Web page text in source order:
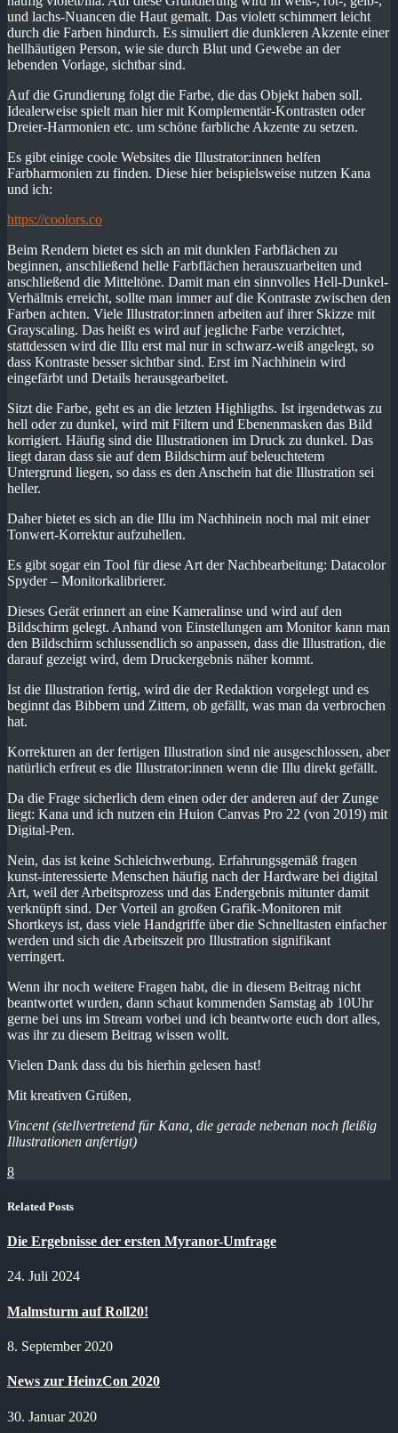
und lachs-Nuancen die Haut gemalt. Das violett schimmert leicht
durch die Farben hindurch. Es simuliert die dunkleren Akzente einer
hellhäutigen Person, wie sie durch Blut und Gewebe an der
lebenden Vorlage, sichtbar sind.
Auf die Grundierung folgt die Farbe, die das Objekt haben soll.
Idealerweise spielt man hier mit Komplementär-Kontrasten oder
Dreier-Harmonien etc. um schöne farbliche Akzente zu setzen.
Es gibt einige coole Websites die Illustrator:innen helfen
Farbharmonien zu finden. Diese hier beispielsweise nutzen Kana
und ich:
https://coolors.co
Beim Rendern bietet es sich an mit dunklen Farbflächen zu
beginnen, anschließend helle Farbflächen herauszuarbeiten und
anschließend die Mitteltöne. Damit man ein sinnvolles Hell-Dunkel-
Verhältnis erreicht, sollte man immer auf die Kontraste zwischen den
Farben achten. Viele Illustrator:innen arbeiten auf ihrer Skizze mit
Grayscaling. Das heißt es wird auf jegliche Farbe verzichtet,
stattdessen wird die Illu erst mal nur in schwarz-weiß angelegt, so
dass Kontraste besser sichtbar sind. Erst im Nachhinein wird
eingefärbt und Details herausgearbeitet.
Sitzt die Farbe, geht es an die letzten Highligths. Ist irgendetwas zu
hell oder zu dunkel, wird mit Filtern und Ebenenmasken das Bild
korrigiert. Häufig sind die Illustrationen im Druck zu dunkel. Das
liegt daran dass sie auf dem Bildschirm auf beleuchtetem
Untergrund liegen, so dass es den Anschein hat die Illustration sei
heller.
Daher bietet es sich an die Illu im Nachhinein noch mal mit einer
Tonwert-Korrektur aufzuhellen.
Es gibt sogar ein Tool für diese Art der Nachbearbeitung: Datacolor
Spyder – Monitorkalibrierer.
Dieses Gerät erinnert an eine Kameralinse und wird auf den
Bildschirm gelegt. Anhand von Einstellungen am Monitor kann man
den Bildschirm schlussendlich so anpassen, dass die Illustration, die
darauf gezeigt wird, dem Druckergebnis näher kommt.
Ist die Illustration fertig, wird die der Redaktion vorgelegt und es
beginnt das Bibbern und Zittern, ob gefällt, was man da verbrochen
hat.
Korrekturen an der fertigen Illustration sind nie ausgeschlossen, aber
natürlich erfreut es die Illustrator:innen wenn die Illu direkt gefällt.
Da die Frage sicherlich dem einen oder der anderen auf der Zunge
liegt: Kana und ich nutzen ein Huion Canvas Pro 22 (von 2019) mit
Digital-Pen.
Nein, das ist keine Schleichwerbung. Erfahrungsgemäß fragen
kunst-interessierte Menschen häufig nach der Hardware bei digital
Art, weil der Arbeitsprozess und das Endergebnis mitunter damit
verknüpft sind. Der Vorteil an großen Grafik-Monitoren mit
Shortkeys ist, dass viele Handgriffe über die Schnelltasten einfacher
werden und sich die Arbeitszeit pro Illustration signifikant
verringert.
Wenn ihr noch weitere Fragen habt, die in diesem Beitrag nicht
beantwortet wurden, dann schaut kommenden Samstag ab 10Uhr
gerne bei uns im Stream vorbei und ich beantworte euch dort alles,
was ihr zu diesem Beitrag wissen wollt.
Vielen Dank dass du bis hierhin gelesen hast!
Mit kreativen Grüßen,
Vincent (stellvertretend für Kana, die gerade nebenan noch fleißig
Illustrationen anfertigt)
8
Related Posts
Die Ergebnisse der ersten Myranor-Umfrage
24. Juli 2024
Malmsturm auf Roll20!
8. September 2020
News zur HeinzCon 2020
30. Januar 2020